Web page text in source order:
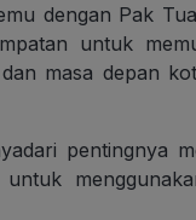
dengan Pak
untuk
masa depan
pentingnya